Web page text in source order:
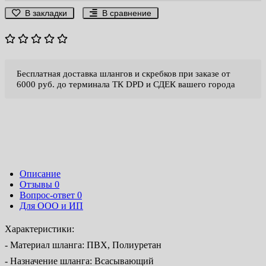
В закладки В сравнение
Бесплатная доставка шлангов и скребков при заказе от
6000 руб. до терминала ТК DPD и СДЕК вашего города
Описание
Отзывы 0
Вопрос-ответ 0
Для ООО и ИП
Характеристики:
- Материал шланга: ПВХ, Полиуретан
- Назначение шланга: Всасывающий